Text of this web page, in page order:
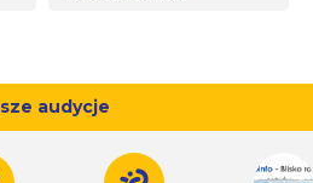
audycje